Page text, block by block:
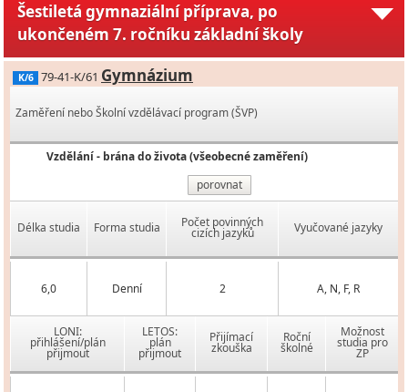
Šestiletá gymnaziální příprava, po
ukončeném 7. ročníku základní školy
K/6 79-41-K/61 Gymnázium
Zaměření nebo Školní vzdělávací program (ŠVP)
Vzdělání - brána do života (všeobecné zaměření)
porovnat
Délka studia Forma studia Počet povinných
cizích jazyků Vyučované jazyky
6,0 Denní 2 A, N, F, R
LONI:
přihlášení/plán
přijmout
LETOS:
plán
přijmout
Přijímací
zkouška
Roční
školné
Možnost
studia pro
ZP